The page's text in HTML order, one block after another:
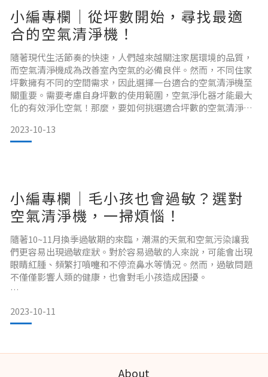
小編專欄 | M編
台灣秋冬季節過敏的原因
霉菌孢子： 秋季多雨，而濕潤的環境有助於霉菌的生長。霉菌
孢子在潮濕的地方尤其多，這可能引起一些人的過敏反應。
小編專欄｜從坪數開始，尋找最適
合的空氣清淨機！
隨著現代生活節奏的快速，人們越來越關注家居環境的品質，
而空氣清淨機成為改善室內空氣的必備良伴。然而，不同住家
坪數擁有不同的空間需求，因此選擇一台適合的空氣清淨機至
關重要。需要考慮自身坪數的使用範圍，空氣淨化器才能最大
化的有效淨化空氣！那麼，要如何挑選適合坪數的空氣清淨機
議。
2023-10-13
小編專欄｜毛小孩也會過敏？選對
空氣清淨機，一掃煩惱！
隨著10~11月換季過敏期的來臨，潮濕的天氣和空氣污染讓我
們更容易出現過敏症狀。對於容易過敏的人來說，可能會出現
眼睛紅腫、頻繁打噴嚏和不停流鼻水等情況。然而，過敏問題
不僅僅影響人類的健康，也會對毛小孩造成困擾。
台灣有超過六成家庭有養寵物的經驗，毛小孩已成為不可或缺
也可能讓家寵出現一系列的過敏症狀，如季節性皮膚過敏、不
2023-10-11
About